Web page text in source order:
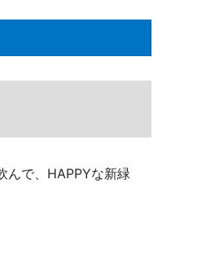
で、HAPPYな新緑